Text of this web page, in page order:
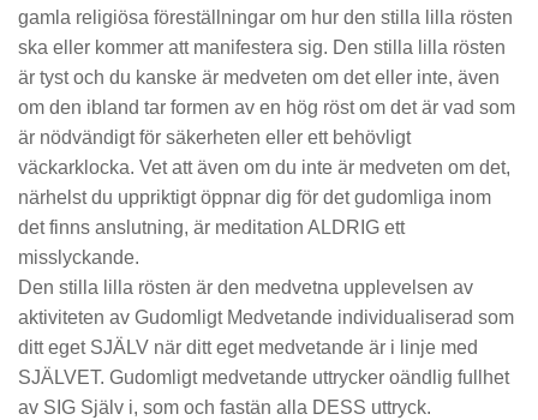
gamla religiösa föreställningar om hur den stilla lilla rösten
ska eller kommer att manifestera sig. Den stilla lilla rösten
är tyst och du kanske är medveten om det eller inte, även
om den ibland tar formen av en hög röst om det är vad som
är nödvändigt för säkerheten eller ett behövligt
väckarklocka. Vet att även om du inte är medveten om det,
närhelst du uppriktigt öppnar dig för det gudomliga inom
det finns anslutning, är meditation ALDRIG ett
misslyckande.
Den stilla lilla rösten är den medvetna upplevelsen av
aktiviteten av Gudomligt Medvetande individualiserad som
ditt eget SJÄLV när ditt eget medvetande är i linje med
SJÄLVET. Gudomligt medvetande uttrycker oändlig fullhet
av SIG Själv i, som och fastän alla DESS uttryck.